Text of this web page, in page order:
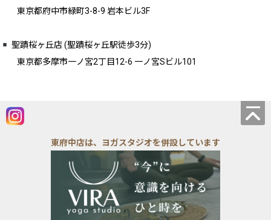
東京都府中市緑町3-8-9 岩本ビル3F
聖蹟桜ヶ丘店 (聖蹟桜ヶ丘駅徒歩3分)
東京都多摩市一ノ宮2丁目12-6 一ノ宮Sビル101
東府中店は、ヨガスタジオを併設しています